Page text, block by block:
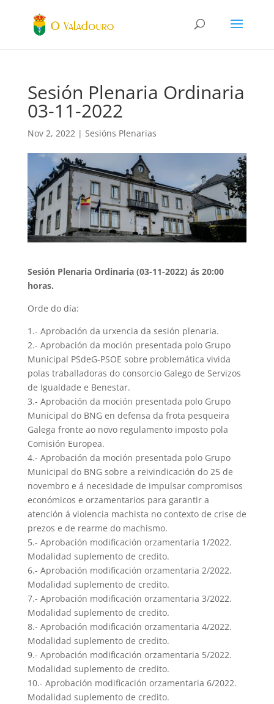
Sesión Plenaria Ordinaria
03-11-2022
Nov 2, 2022| Sesións Plenarias
Sesión Plenaria Ordinaria (03-11-2022) ás 20:00
horas.
Orde do día:
1.- Aprobación da urxencia da sesión plenaria.
2.- Aprobación da moción presentada polo Grupo
Municipal PSdeG-PSOE sobre problemática vivida
polas traballadoras do consorcio Galego de Servizos
de Igualdade e Benestar.
3.- Aprobación da moción presentada polo Grupo
Municipal do BNG en defensa da frota pesqueira
Galega fronte ao novo regulamento imposto pola
Comisión Europea.
4.- Aprobación da moción presentada polo Grupo
Municipal do BNG sobre a reivindicación do 25 de
novembro e á necesidade de impulsar compromisos
económicos e orzamentarios para garantir a
atención á violencia machista no contexto de crise de
prezos e de rearme do machismo.
5.- Aprobación modificación orzamentaria 1/2022.
Modalidad suplemento de credito.
6.- Aprobación modificación orzamentaria 2/2022.
Modalidad suplemento de credito.
7.- Aprobación modificación orzamentaria 3/2022.
Modalidad suplemento de credito.
8.- Aprobación modificación orzamentaria 4/2022.
Modalidad suplemento de credito.
9.- Aprobación modificación orzamentaria 5/2022.
Modalidad suplemento de credito.
10.- Aprobación modificación orzamentaria 6/2022.
Modalidad suplemento de credito.